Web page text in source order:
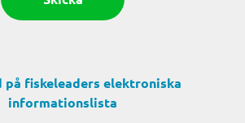
på fiskeleaders elektroniska
informationslista